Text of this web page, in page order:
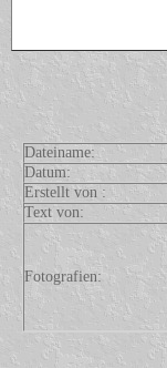
Dateiname:
Datum:
Erstellt von :
Text von:
Fotografien: